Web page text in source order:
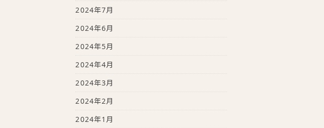
2024年7月
2024年6月
2024年5月
2024年4月
2024年3月
2024年2月
2024年1月